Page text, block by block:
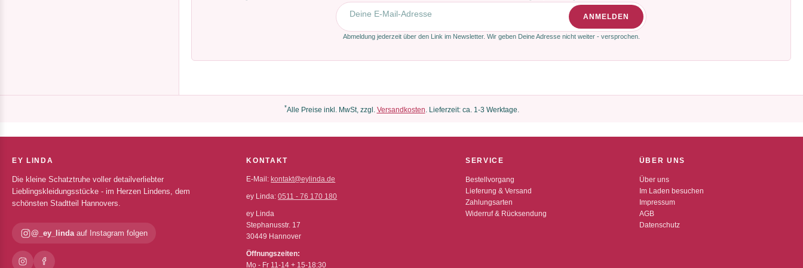
E-Mail-Adresse
ANMELDEN
Abmeldung jederzeit über den Link im Newsletter. Wir geben Deine Adresse nicht weiter - versprochen.
*Alle Preise inkl. MwSt, zzgl. Versandkosten. Lieferzeit: ca. 1-3 Werktage.
EY LINDA
Die kleine Schatztruhe voller detailverliebter
Lieblingskleidungsstücke - im Herzen Lindens, dem
schönsten Stadtteil Hannovers.
@_ey_lindaauf Instagram folgen
KONTAKT
E-Mail: kontakt@eylinda.de
ey Linda:0511 - 76 170 180
ey Linda
Stephanusstr. 17
30449 Hannover
Öffnungszeiten:
Mo - Fr 11-14 + 15-18:30
SERVICE
Bestellvorgang
Lieferung & Versand
Zahlungsarten
Widerruf & Rücksendung
ÜBER UNS
Über uns
Im Laden besuchen
Impressum
AGB
Datenschutz